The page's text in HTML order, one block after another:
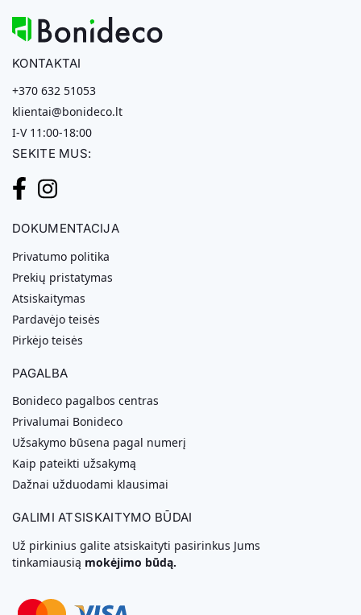
KONTAKTAI
+370 632 51053
klientai@bonideco.lt
I-V 11:00-18:00
SEKITE MUS:
DOKUMENTACIJA
Privatumo politika
Prekių pristatymas
Atsiskaitymas
Pardavėjo teisės
Pirkėjo teisės
PAGALBA
Bonideco pagalbos centras
Privalumai Bonideco
Užsakymo būsena pagal numerį
Kaip pateikti užsakymą
Dažnai užduodami klausimai
GALIMI ATSISKAITYMO BŪDAI
Už pirkinius galite atsiskaityti pasirinkus Jums
tinkamiausią mokėjimo būdą.